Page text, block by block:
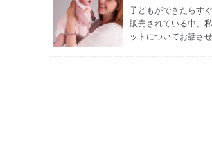
子どもができたらす
販売されている中、
ットについてお話さ